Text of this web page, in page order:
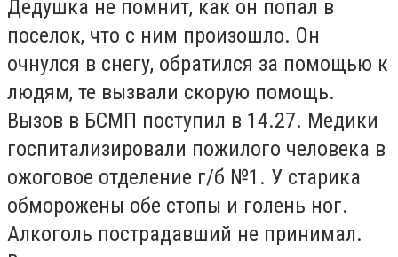
Дедушка не помнит, как он попал в
поселок, что с ним произошло. Он
очнулся в снегу, обратился за помощью к
людям, те вызвали скорую помощь.
Вызов в БСМП поступил в 14.27. Медики
госпитализировали пожилого человека в
ожоговое отделение г/б №1. У старика
обморожены обе стопы и голень ног.
Алкоголь пострадавший не принимал.